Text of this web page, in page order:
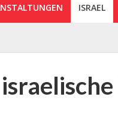
ISRAEL